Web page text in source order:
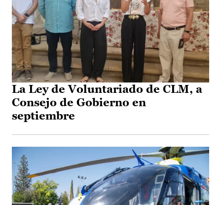
La Ley de Voluntariado de CLM, a
Consejo de Gobierno en
septiembre